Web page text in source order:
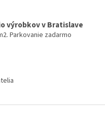
výrobkov v Bratislave
Parkovanie zadarmo